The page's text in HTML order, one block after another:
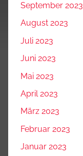
September 2023
August 2023
Juli 2023
Juni 2023
Mai 2023
April 2023
März 2023
Februar 2023
Januar 2023